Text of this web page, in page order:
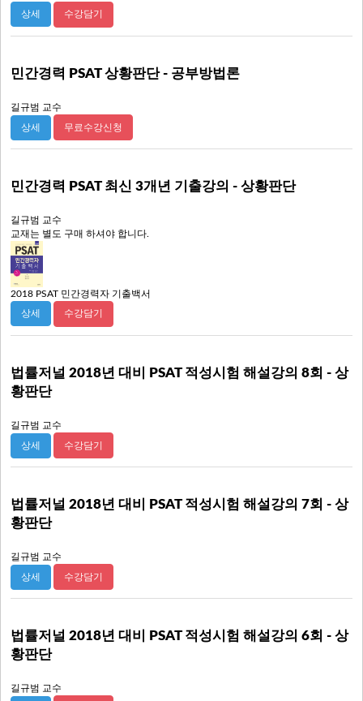
상세 수강담기
민간경력 PSAT 상황판단 - 공부방법론
길규범 교수
상세 무료수강신청
민간경력 PSAT 최신 3개년 기출강의 - 상황판단
길규범 교수
교재는 별도 구매 하셔야 합니다.
2018 PSAT 민간경력자 기출백서
상세 수강담기
법률저널 2018년 대비 PSAT 적성시험 해설강의 8회 - 상
황판단
길규범 교수
상세 수강담기
법률저널 2018년 대비 PSAT 적성시험 해설강의 7회 - 상
황판단
길규범 교수
상세 수강담기
법률저널 2018년 대비 PSAT 적성시험 해설강의 6회 - 상
황판단
길규범 교수